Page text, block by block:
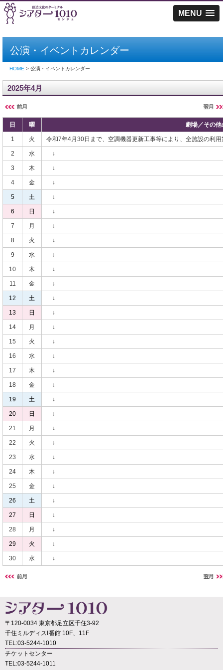
MENU
公演・イベントカレンダー
HOME > 公演・イベントカレンダー
2025年4月
日 曜 劇場／その他
1 火 令和7年4月30日まで、空調機器更新工事等により、全施設の利
2 水 ↓
3 木 ↓
4 金 ↓
5 土 ↓
6 日 ↓
7 月 ↓
8 火 ↓
9 水 ↓
10 木 ↓
11 金 ↓
12 土 ↓
13 日 ↓
14 月 ↓
15 火 ↓
16 水 ↓
17 木 ↓
18 金 ↓
19 土 ↓
20 日 ↓
21 月 ↓
22 火 ↓
23 水 ↓
24 木 ↓
25 金 ↓
26 土 ↓
27 日 ↓
28 月 ↓
29 火 ↓
30 水 ↓
〒120-0034 東京都足立区千住3-92
千住ミルディスⅠ番館 10F、11F
TEL:03-5244-1010
チケットセンター
TEL:03-5244-1011